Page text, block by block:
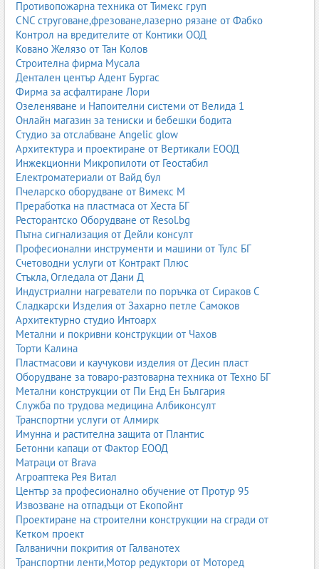
Състав, възрастова група, наличие на алергени, био
сертификати, липса на добавена захар и изкуствени добавки.
Какво означава био бебешка храна?
Това са храни, произведени от сертифицирани органични
съставки, без пестициди, ГМО и изкуствени добавки.
Заключение
Секторът „Бебешки храни“ е изключително важен и
чувствителен, изискващ високи стандарти за качество,
безопасност и прозрачност. Тази PILAR страница представя
основните подкатегории, тенденции и особености на пазара,
като подпомага родителите и бизнеса да направят
информиран избор.
Детска млечна кухня,Плодови пюрета,Производство на
Бебешки Храни,Сокове - зеленчукови
Противопожарна техника от Тимекс груп
CNC струговане,фрезоване,лазерно рязане от Фабко
Контрол на вредителите от Контики ООД
Ковано Желязо от Тан Колов
Строителна фирма Мусала
Дентален център Адент Бургас
Фирма за асфалтиране Лори
Озеленяване и Напоителни системи от Велида 1
Онлайн магазин за тениски и бебешки бодита
Студио за отслабване Angelic glow
Архитектура и проектиране от Вертикали ЕООД
Инжекционни Микропилоти от Геостабил
Електроматериали от Вайд бул
Пчеларско оборудване от Вимекс М
Преработка на пластмаса от Хеста БГ
Ресторантско Оборудване от Resol.bg
Пътна сигнализация от Дейли консулт
Професионални инструменти и машини от Тулс БГ
Счетоводни услуги от Контракт Плюс
Стъкла, Огледала от Дани Д
Индустриални нагреватели по поръчка от Сираков С
Сладкарски Изделия от Захарно петле Самоков
Архитектурно студио Интоарх
Метални и покривни конструкции от Чахов
Торти Калина
Пластмасови и каучукови изделия от Десин пласт
Оборудване за товаро-разтоварна техника от Техно БГ
Метални конструкции от Пи Енд Ен България
Служба по трудова медицина Албиконсулт
Транспортни услуги от Алмирк
Имунна и растителна защита от Плантис
Бетонни капаци от Фактор ЕООД
Матраци от Brava
Агроаптека Рея Витал
Център за професионално обучение от Протур 95
Извозване на отпадъци от Екопойнт
Проектиране на строителни конструкции на сгради от
Кетком проект
Галванични покрития от Галванотех
Транспортни ленти,Мотор редуктори от Моторед